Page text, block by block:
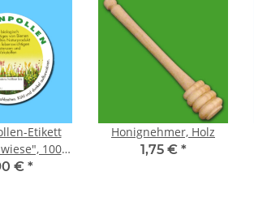
Etikett
100
€ *
Honignehmer, Holz
1,75 € *